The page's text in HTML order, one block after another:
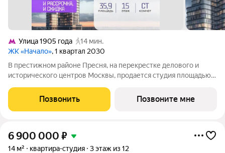
Улица 1905 года
14 мин.
ЖК «Начало», 1 квартал 2030
В престижном районе Пресня, на перекрестке делового и
исторического центров Москвы, продается студия площадью
этажного дома, в новом элитном жилом комплексе «Начало»
от девелопера «Донстрой».
Позвонить Позвоните мне
6 900 000 ₽
14 м² квартира-студия 3 этаж из 12